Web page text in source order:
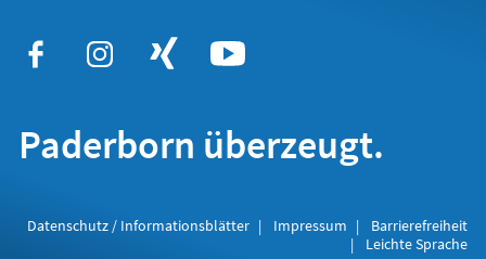
Paderborn überzeugt.
Datenschutz / Informationsblätter Impressum
Barrierefreiheit
Leichte Sprache